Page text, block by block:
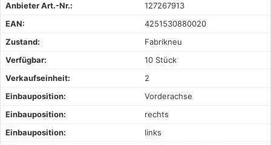
Anbieter Art.-Nr.:
127267913
EAN:
4251530880020
Zustand:
Fabrikneu
Verfügbar:
10 Stück
Verkaufseinheit:
2
Einbauposition:
Vorderachse
Einbauposition:
rechts
Einbauposition:
links